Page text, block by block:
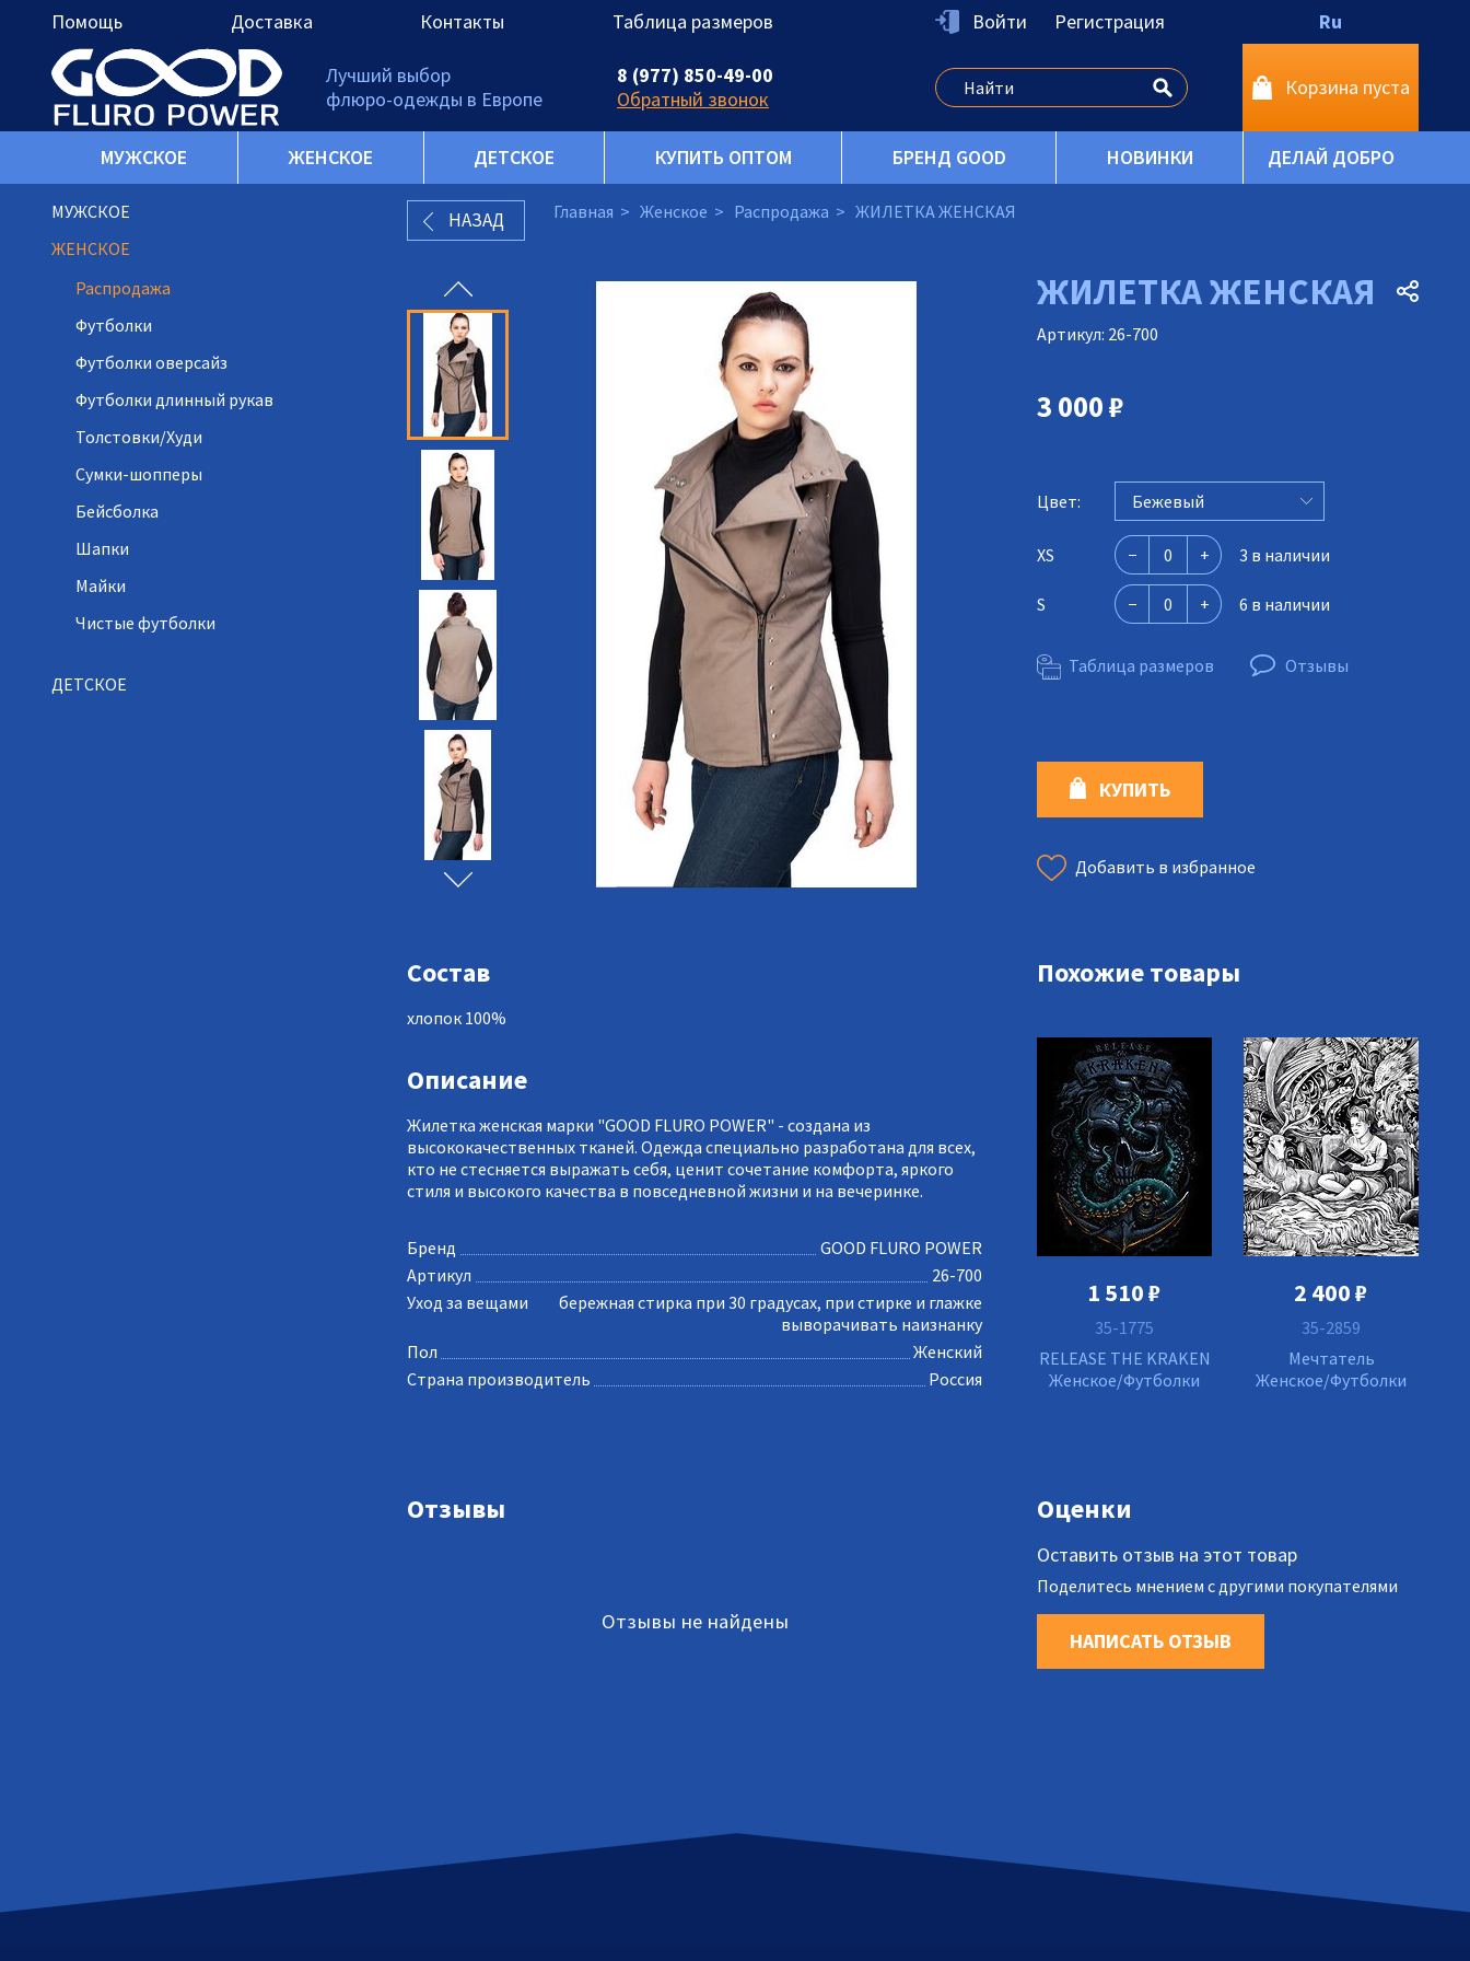
Помощь Доставка Контакты Таблица размеров Войти Регистрация Ru
Лучший выбор
флюро-одежды в Европе
8 (977) 850-49-00
Обратный звонок
Корзина пуста
МУЖСКОЕ ЖЕНСКОЕ ДЕТСКОЕ КУПИТЬ ОПТОМ БРЕНД GOOD НОВИНКИ ДЕЛАЙ ДОБРО
МУЖСКОЕ
ЖЕНСКОЕ
Распродажа
Футболки
Футболки оверсайз
Футболки длинный рукав
Толстовки/Худи
Сумки-шопперы
Бейсболка
Шапки
Майки
Чистые футболки
ДЕТСКОЕ
НАЗАД Главная Женское Распродажа ЖИЛЕТКА ЖЕНСКАЯ
ЖИЛЕТКА ЖЕНСКАЯ
Артикул: 26-700
3 000₽
Цвет: Бежевый
XS 3 в наличии
S 6 в наличии
Таблица размеров Отзывы
КУПИТЬ
Добавить в избранное
Состав
хлопок 100%
Описание
Жилетка женская марки "GOOD FLURO POWER" - создана из
высококачественных тканей. Одежда специально разработана для всех,
кто не стесняется выражать себя, ценит сочетание комфорта, яркого
стиля и высокого качества в повседневной жизни и на вечеринке.
Бренд
GOOD FLURO POWER
Артикул
26-700
Уход за вещами
бережная стирка при 30 градусах, при стирке и глажке
выворачивать наизнанку
Пол
Женский
Страна производитель
Россия
Похожие товары
1 510₽
35-1775
RELEASE THE KRAKEN
Женское/Футболки
2 400₽
35-2859
Мечтатель
Женское/Футболки
Отзывы
Отзывы не найдены
Оценки
Оставить отзыв на этот товар
Поделитесь мнением с другими покупателями
НАПИСАТЬ ОТЗЫВ